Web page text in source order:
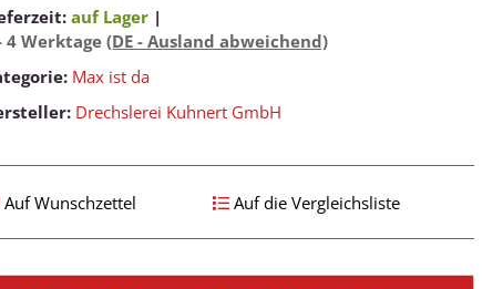
auf Lager |
4 Werktage(DE - Ausland abweichend)
Max ist da
Drechslerei Kuhnert GmbH
Auf Wunschzettel Auf die Vergleichsliste